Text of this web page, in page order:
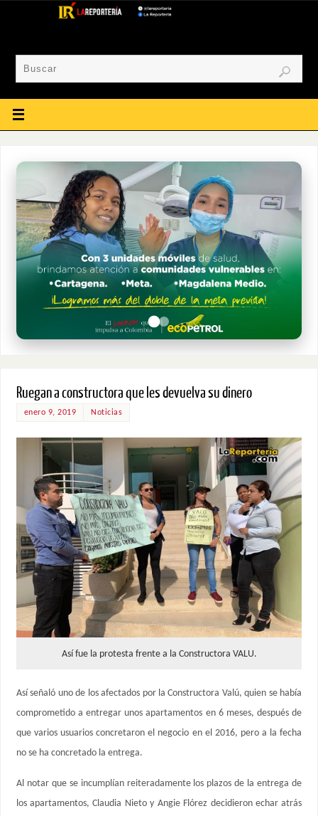
Ruegan a constructora que les devuelva su dinero
enero 9, 2019 Noticias
Así fue la protesta frente a la Constructora VALU.
Así señaló uno de los afectados por la Constructora Valú, quien se había
comprometido a entregar unos apartamentos en 6 meses, después de
que varios usuarios concretaron el negocio en el 2016, pero a la fecha
no se ha concretado la entrega.
Al notar que se incumplían reiteradamente los plazos de la entrega de
los apartamentos, Claudia Nieto y Angie Flórez decidieron echar atrás